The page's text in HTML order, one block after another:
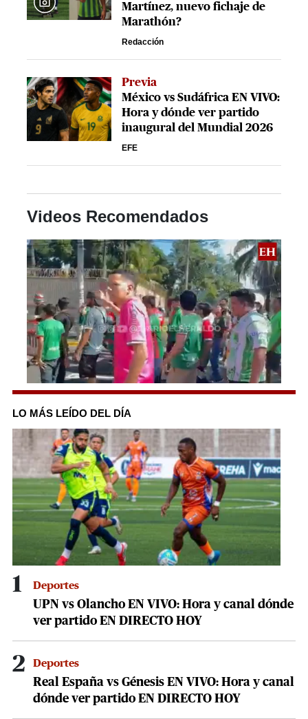
Martínez, nuevo fichaje de
Marathón?
Redacción
Previa
México vs Sudáfrica EN VIVO:
Hora y dónde ver partido
inaugural del Mundial 2026
EFE
Videos Recomendados
0
of
1
minute,
seconds
LO MÁS LEÍDO DEL DÍA
1 Deportes
UPN vs Olancho EN VIVO: Hora y canal dónde
ver partido EN DIRECTO HOY
2 Deportes
Real España vs Génesis EN VIVO: Hora y canal
dónde ver partido EN DIRECTO HOY